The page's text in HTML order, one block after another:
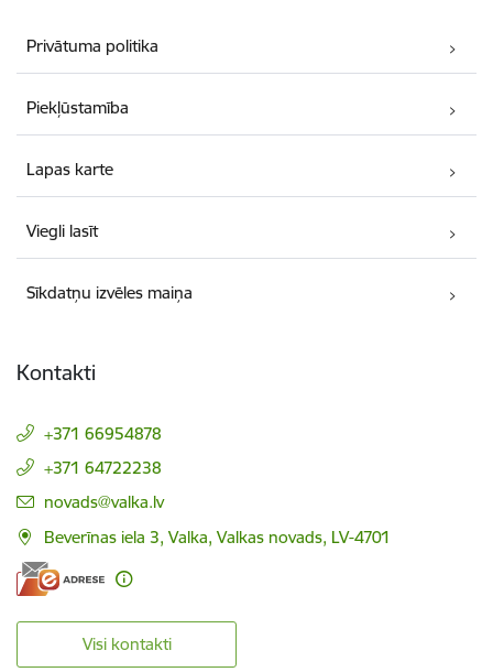
Privātuma politika
Piekļūstamība
Lapas karte
Viegli lasīt
Sīkdatņu izvēles maiņa
Kontakti
+371 66954878
+371 64722238
E-pasts:
novads@valka.lv
Beverīnas iela 3, Valka, Valkas novads, LV-4701
Visi kontakti